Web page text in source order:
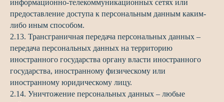
информационно-телекоммуникационных сетях или
предоставление доступа к персональным данным каким-
либо иным способом.
2.13. Трансграничная передача персональных данных –
передача персональных данных на территорию
иностранного государства органу власти иностранного
государства, иностранному физическому или
иностранному юридическому лицу.
2.14. Уничтожение персональных данных – любые